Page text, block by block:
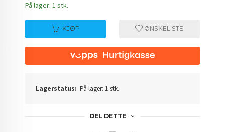
På lager: 1 stk.
KJØP ØNSKELISTE
Lagerstatus: På lager: 1 stk.
DEL DETTE